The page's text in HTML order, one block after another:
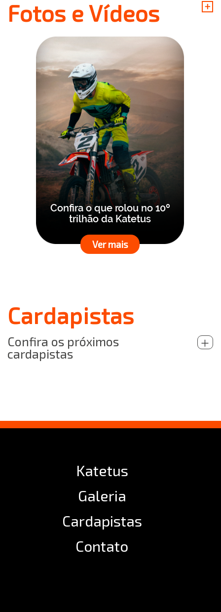
Fotos e Vídeos +
Confira o que rolou no 10º
trilhão da Katetus
Ver mais
Cardapistas
Confira os próximos
cardapistas
+
Katetus
Galeria
Cardapistas
Contato